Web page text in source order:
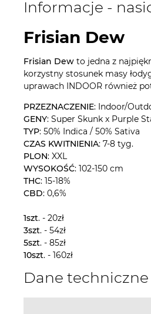
Informacje -
Frisian Dew
Frisian Dew to jedna z
korzystny stosunek masy
uprawach INDOOR również
PRZEZNACZENIE: Indoor/
GENY: Super Skunk x Purple
TYP: 50% Indica / 50% Sativa
CZAS KWITNIENIA: 7-8 tyg.
PLON: XXL
WYSOKOŚĆ: 102-150 cm
THC: 15-18%
CBD: 0,6%
1szt. - 20zł
3szt. - 54zł
5szt. - 85zł
10szt. - 160zł
Dane